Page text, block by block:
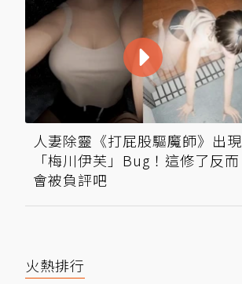
人妻除靈《打屁股驅魔師》出現
「梅川伊芙」Bug！這修了反而
會被負評吧
火熱排行